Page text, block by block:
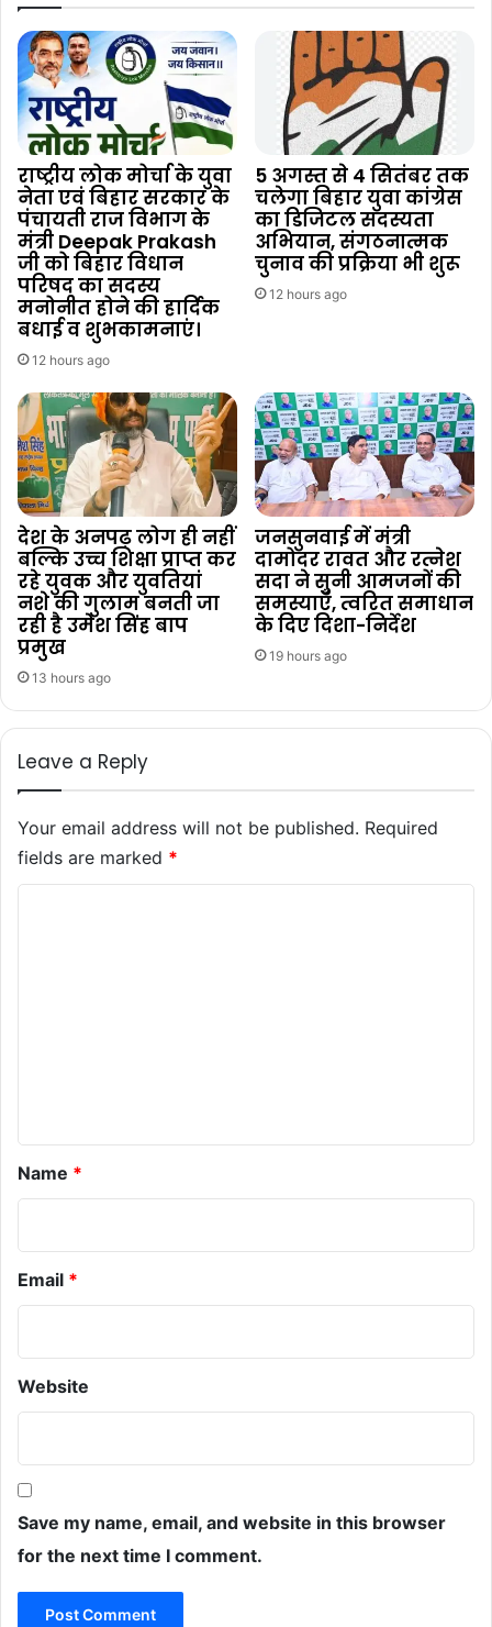
राष्ट्रीय लोक मोर्चा के युवा
नेता एवं बिहार सरकार के
पंचायती राज विभाग के
मंत्री Deepak Prakash
जी को बिहार विधान
परिषद का सदस्य
मनोनीत होने की हार्दिक
बधाई व शुभकामनाएं।
12 hours ago
5 अगस्त से 4 सितंबर तक
चलेगा बिहार युवा कांग्रेस
का डिजिटल सदस्यता
अभियान, संगठनात्मक
चुनाव की प्रक्रिया भी शुरू
12 hours ago
देश के अनपढ़ लोग ही नहीं
बल्कि उच्च शिक्षा प्राप्त कर
रहे युवक और युवतियां
नशे की गुलाम बनती जा
रही है उमेश सिंह बाप
प्रमुख
13 hours ago
जनसुनवाई में मंत्री
दामोदर रावत और रत्नेश
सदा ने सुनी आमजनों की
समस्याएँ, त्वरित समाधान
के दिए दिशा-निर्देश
19 hours ago
Leave a Reply
Your email address will not be published. Required
fields are marked *
Name *
Email *
Website
Save my name, email, and website in this browser
for the next time I comment.